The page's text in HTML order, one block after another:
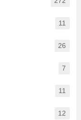
11
26
7
11
12